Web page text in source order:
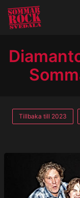
Tillbaka till 2023